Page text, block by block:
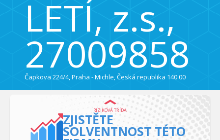
LETÍ, z.s.,
27009858
Čapkova 224/4, Praha - Michle, Česká republika 140 00
RIZIKOVÁ TŘÍDA
ZJISTĚTE
SOLVENTNOST TÉTO